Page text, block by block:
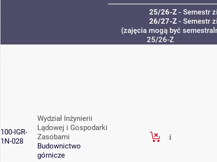
25/26-Z- Semestr
26/27-Z- Semestr
(zajęcia mogą być
25/26-Z
100-IGR-
1N-028
Wydział Inżynierii
Lądowej i Gospodarki
Zasobami
Budownictwo
górnicze